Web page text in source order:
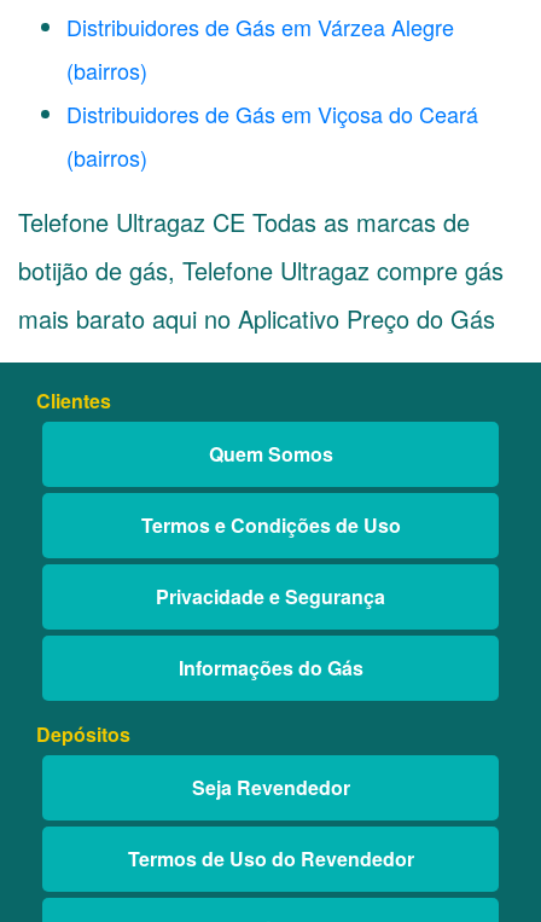
Distribuidores de Gás em Várzea Alegre
(bairros)
Distribuidores de Gás em Viçosa do Ceará
(bairros)
Telefone Ultragaz CE Todas as marcas de
botijão de gás, Telefone Ultragaz compre gás
mais barato aqui no Aplicativo Preço do Gás
Clientes
Quem Somos
Termos e Condições de Uso
Privacidade e Segurança
Informações do Gás
Depósitos
Seja Revendedor
Termos de Uso do Revendedor